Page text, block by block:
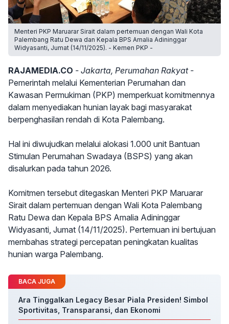
Menteri PKP Maruarar Sirait dalam pertemuan dengan Wali Kota
Palembang Ratu Dewa dan Kepala BPS Amalia Adininggar
Widyasanti, Jumat (14/11/2025). - Kemen PKP -
RAJAMEDIA.CO - Jakarta, Perumahan Rakyat -
Pemerintah melalui Kementerian Perumahan dan
Kawasan Permukiman (PKP) memperkuat komitmennya
dalam menyediakan hunian layak bagi masyarakat
berpenghasilan rendah di Kota Palembang.
Hal ini diwujudkan melalui alokasi 1.000 unit Bantuan
Stimulan Perumahan Swadaya (BSPS) yang akan
disalurkan pada tahun 2026.
Komitmen tersebut ditegaskan Menteri PKP Maruarar
Sirait dalam pertemuan dengan Wali Kota Palembang
Ratu Dewa dan Kepala BPS Amalia Adininggar
Widyasanti, Jumat (14/11/2025). Pertemuan ini bertujuan
membahas strategi percepatan peningkatan kualitas
hunian warga Palembang.
BACA JUGA
Ara Tinggalkan Legacy Besar Piala Presiden! Simbol
Sportivitas, Transparansi, dan Ekonomi